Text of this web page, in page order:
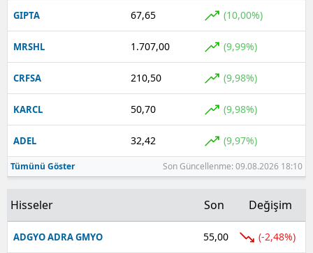
GIPTA 67,65 (10,00%)
MRSHL 1.707,00 (9,99%)
CRFSA 210,50 (9,98%)
KARCL 50,70 (9,98%)
ADEL 32,42 (9,97%)
Tümünü Göster Son Güncellenme: 09.08.2026 18:10
Hisseler Son Değişim
ADGYO ADRA GMYO 55,00 (-2,48%)